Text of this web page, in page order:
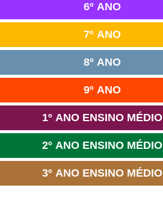
6º ANO
7º ANO
8º ANO
9º ANO
1º ANO ENSINO MÉDIO
2º ANO ENSINO MÉDIO
3º ANO ENSINO MÉDIO